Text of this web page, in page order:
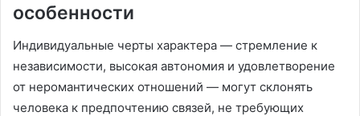
особенности
Индивидуальные черты характера — стремление к
независимости, высокая автономия и удовлетворение
от неромантических отношений — могут склонять
человека к предпочтению связей, не требующих